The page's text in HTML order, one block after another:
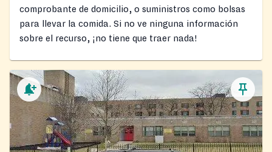
comprobante de domicilio, o suministros como bolsas
para llevar la comida. Si no ve ninguna información
sobre el recurso, ¡no tiene que traer nada!